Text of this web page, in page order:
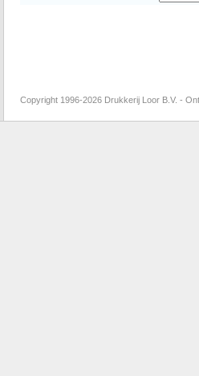
Copyright 1996-2026 Drukkerij Loor B.V. -